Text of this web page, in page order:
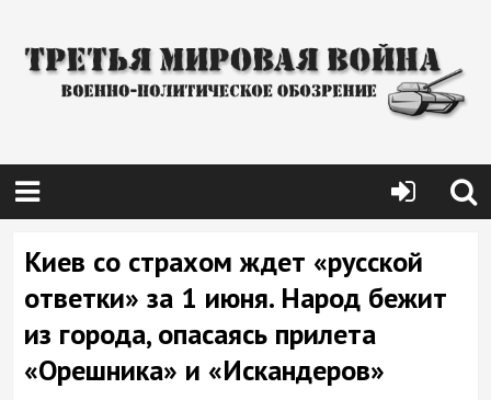
Киев со страхом ждет «русской
ответки» за 1 июня. Народ бежит
из города, опасаясь прилета
«Орешника» и «Искандеров»